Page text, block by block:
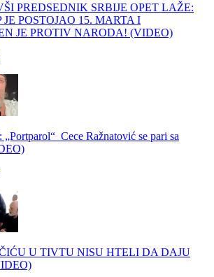
PREDSEDNIK SRBIJE OPET LAŽE:
POSTOJAO 15. MARTA I
JE PROTIV NARODA! (VIDEO)
Cece Ražnatović se pari sa
U TIVTU NISU HTELI DA DAJU